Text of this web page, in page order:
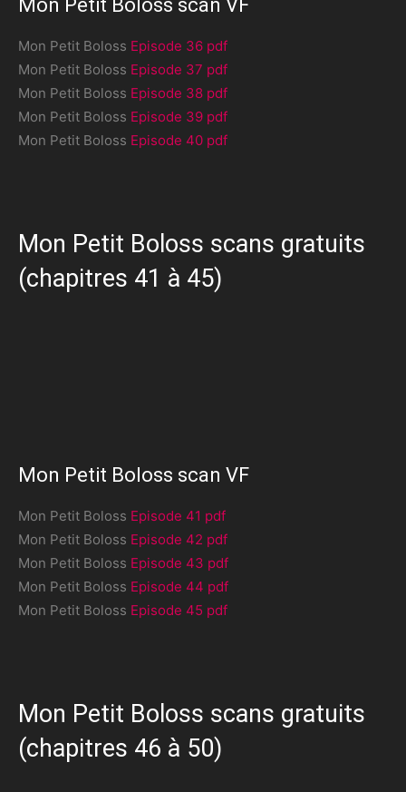
Mon Petit Boloss scan VF
Mon Petit Boloss Episode 36 pdf
Mon Petit Boloss Episode 37 pdf
Mon Petit Boloss Episode 38 pdf
Mon Petit Boloss Episode 39 pdf
Mon Petit Boloss Episode 40 pdf
Mon Petit Boloss scans gratuits
(chapitres 41 à 45)
Mon Petit Boloss scan VF
Mon Petit Boloss Episode 41 pdf
Mon Petit Boloss Episode 42 pdf
Mon Petit Boloss Episode 43 pdf
Mon Petit Boloss Episode 44 pdf
Mon Petit Boloss Episode 45 pdf
Mon Petit Boloss scans gratuits
(chapitres 46 à 50)